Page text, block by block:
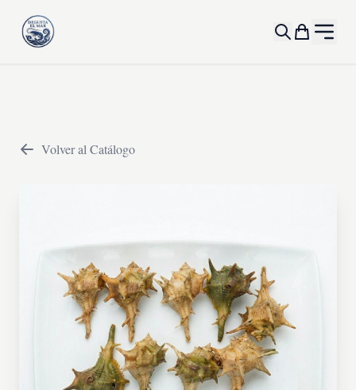
Volver al Catálogo